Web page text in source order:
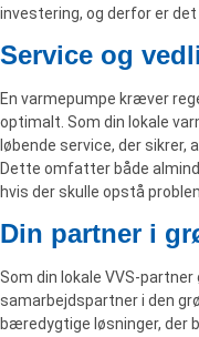
investering, og derfor er
Service og
En varmepumpe kræver
optimalt. Som din lokale
løbende service, der sikrer,
Dette omfatter både
hvis der skulle opstå
Din partner i
Som din lokale VVS-
samarbejdspartner i den
bæredygtige løsninger, der